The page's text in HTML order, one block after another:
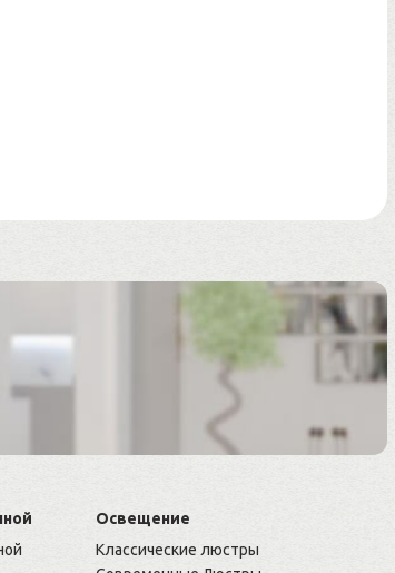
Освещение
Классические люстры